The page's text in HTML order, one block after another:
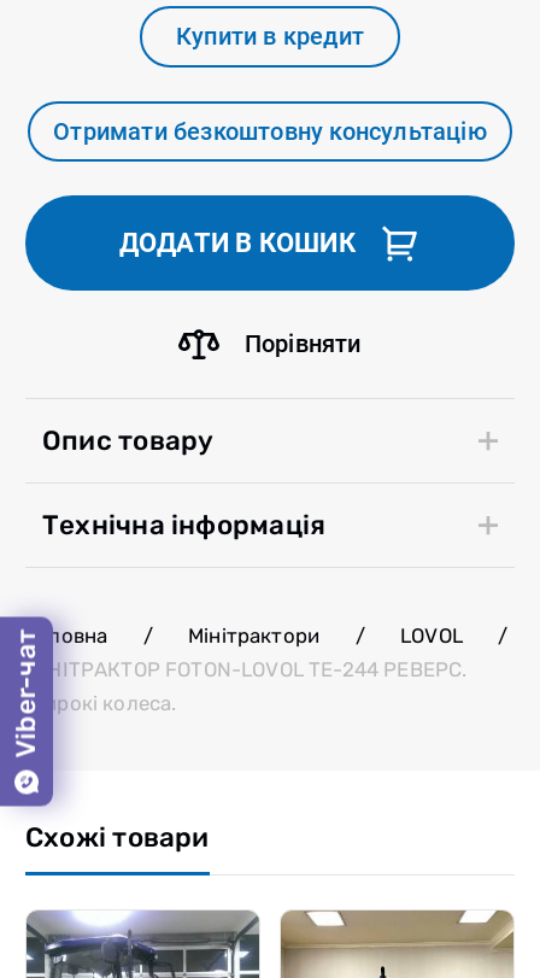
Купити в кредит
Отримати безкоштовну консультацію
ДОДАТИ В КОШИК
Порівняти
Опис товару
Технічна інформація
Головна / Мінітрактори / LOVOL
/
МІНІТРАКТОР FOTON-LOVOL ТЕ-244 РЕВЕРС.
Широкі колеса.
Схожі товари
Viber-чат